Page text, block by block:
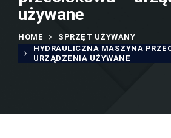
używane
HOME
SPRZĘT UŻYWANY
HYDRAULICZNA MASZYNA
URZĄDZENIA UŻYWANE